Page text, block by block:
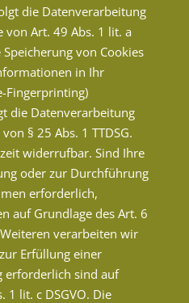
die Datenverarbeitung
von Art. 49 Abs. 1 lit. a
Speicherung von Cookies
in Ihr
Fingerprinting)
die Datenverarbeitung
§ 25 Abs. 1 TTDSG.
widerrufbar. Sind Ihre
oder zur Durchführung
erforderlich,
auf Grundlage des Art. 6
verarbeiten wir
Erfüllung einer
erforderlich sind auf
1 lit. c DSGVO. Die